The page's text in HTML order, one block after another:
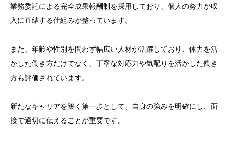
業務委託による完全成果報酬制を採用しており、個人の努力が収
入に直結する仕組みが整っています。
また、年齢や性別を問わず幅広い人材が活躍しており、体力を活
かした働き方だけでなく、丁寧な対応力や気配りを活かした働き
方も評価されています。
新たなキャリアを築く第一歩として、自身の強みを明確にし、面
接で適切に伝えることが重要です。